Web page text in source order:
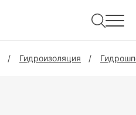
Гидроизоляция